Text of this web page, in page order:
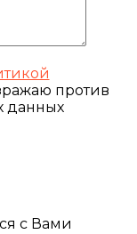
против
данных
с Вами